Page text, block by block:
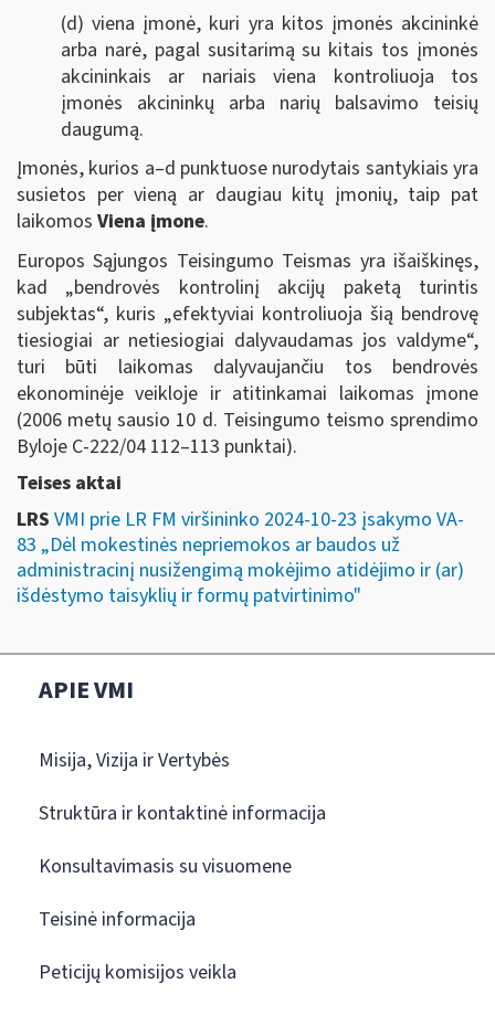
(d) viena įmonė, kuri yra kitos įmonės akcininkė
arba narė, pagal susitarimą su kitais tos įmonės
akcininkais ar nariais viena kontroliuoja tos
įmonės akcininkų arba narių balsavimo teisių
daugumą.
Įmonės, kurios a–d punktuose nurodytais santykiais yra
susietos per vieną ar daugiau kitų įmonių, taip pat
laikomos Viena įmone.
Europos Sąjungos Teisingumo Teismas yra išaiškinęs,
kad „bendrovės kontrolinį akcijų paketą turintis
subjektas“, kuris „efektyviai kontroliuoja šią bendrovę
tiesiogiai ar netiesiogiai dalyvaudamas jos valdyme“,
turi būti laikomas dalyvaujančiu tos bendrovės
ekonominėje veikloje ir atitinkamai laikomas įmone
(2006 metų sausio 10 d. Teisingumo teismo sprendimo
Byloje C-222/04 112–113 punktai).
Teises aktai
LRS VMI prie LR FM viršininko 2024-10-23 įsakymo VA-
83 „Dėl mokestinės nepriemokos ar baudos už
administracinį nusižengimą mokėjimo atidėjimo ir (ar)
išdėstymo taisyklių ir formų patvirtinimo"
APIE VMI
Misija, Vizija ir Vertybės
Struktūra ir kontaktinė informacija
Konsultavimasis su visuomene
Teisinė informacija
Peticijų komisijos veikla